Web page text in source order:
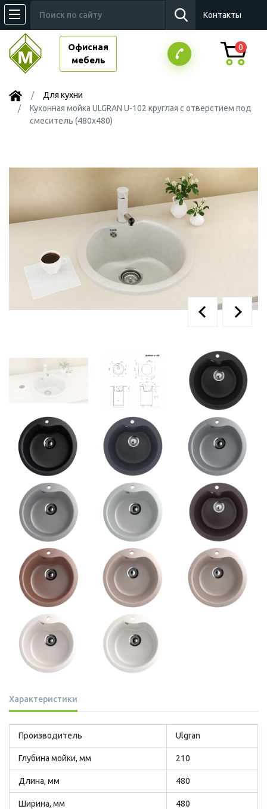
Контакты
Офисная
мебель
0
Для кухни
Кухонная мойка ULGRAN U-102 круглая с отверстием под
смеситель (480х480)
Характеристики
Производитель Ulgran
Глубина мойки, мм 210
Длина, мм 480
Ширина, мм 480